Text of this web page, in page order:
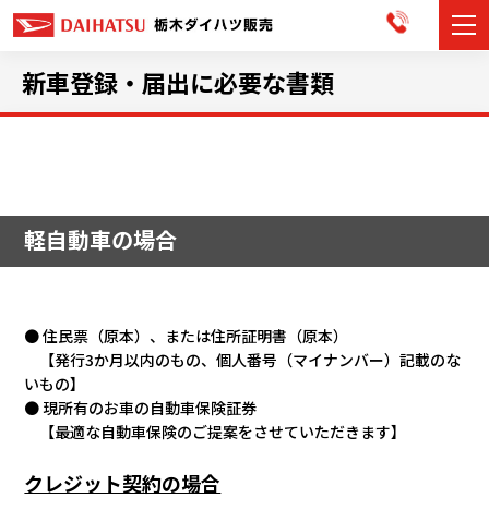
カーラインナップ
ご購入者サポート
新車登録・届出に必要な書類
軽自動車の場合
● 住民票（原本）、または住所証明書 （原本）
【発行3か月以内のもの、個人番号（マイナンバー）記載のな
いもの】
● 現所有のお車の自動車保険証券
【最適な自動車保険のご提案をさせていただきます】
クレジット契約の場合